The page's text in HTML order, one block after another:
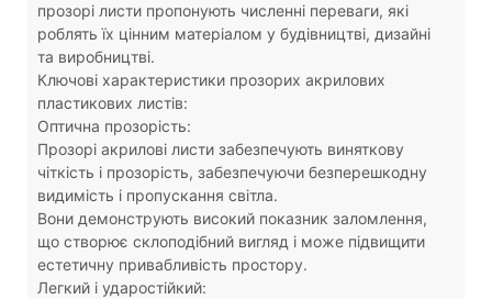
прозорі листи пропонують численні переваги, які
роблять їх цінним матеріалом у будівництві, дизайні
та виробництві.
Ключові характеристики прозорих акрилових
пластикових листів:
Оптична прозорість:
Прозорі акрилові листи забезпечують виняткову
чіткість і прозорість, забезпечуючи безперешкодну
видимість і пропускання світла.
Вони демонструють високий показник заломлення,
що створює склоподібний вигляд і може підвищити
естетичну привабливість простору.
Легкий і ударостійкий: